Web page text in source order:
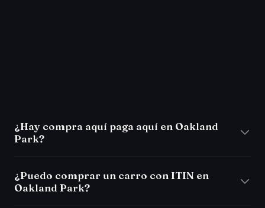
¿Hay compra aquí paga aquí en Oakland
Park?
¿Puedo comprar un carro con ITIN en
Oakland Park?